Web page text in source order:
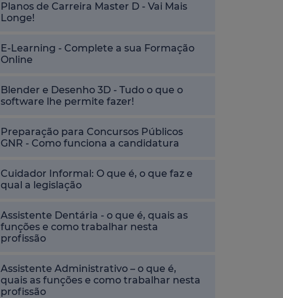
Planos de Carreira Master D - Vai Mais
Longe!
E-Learning - Complete a sua Formação
Online
Blender e Desenho 3D - Tudo o que o
software lhe permite fazer!
Preparação para Concursos Públicos
GNR - Como funciona a candidatura
Cuidador Informal: O que é, o que faz e
qual a legislação
Assistente Dentária - o que é, quais as
funções e como trabalhar nesta
profissão
Assistente Administrativo – o que é,
quais as funções e como trabalhar nesta
profissão